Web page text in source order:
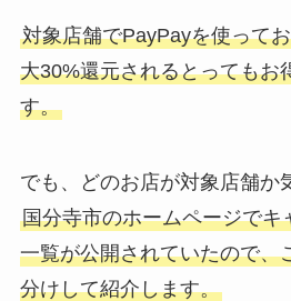
対象店舗でPayPayを使って
大30%還元されるとってもお
す。
でも、どのお店が対象店舗か
国分寺市のホームページでキ
一覧が公開されていたので、
分けして紹介します。